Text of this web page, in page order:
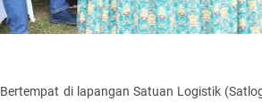
Bertempat di lapangan Satuan Logistik